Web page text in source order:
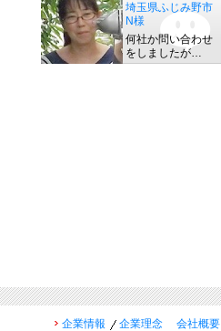
埼玉県ふじみ野市
N様
何社か問い合わせ
をしましたが…
企業情報 企業理念 会社概要